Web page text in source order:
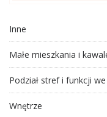
Inne
Małe mieszkania i
Podział stref i funkcji
Wnętrze